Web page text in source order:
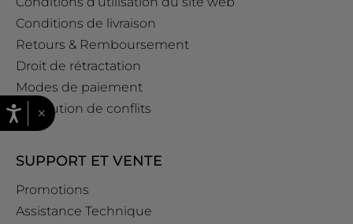
Conditions de livraison
Retours & Remboursement
Droit de rétractation
Modes de paiement
Résolution de conflits
SUPPORT ET VENTE
Promotions
Assistance Technique
×